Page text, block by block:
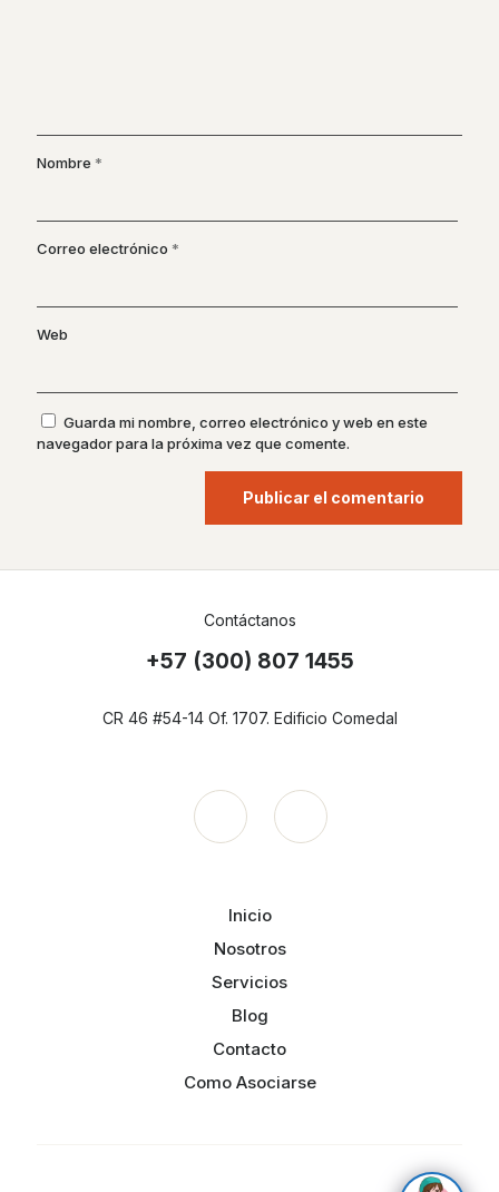
Nombre *
Correo electrónico *
Web
Guarda mi nombre, correo electrónico y web en este
navegador para la próxima vez que comente.
Contáctanos
+57 (300) 807 1455
CR 46 #54-14 Of. 1707. Edificio Comedal
Inicio
Nosotros
Servicios
Blog
Contacto
Como Asociarse